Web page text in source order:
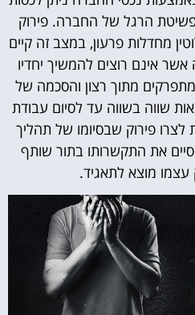
הרגל של החברה. פירוק
מחדלות פרעון, במצב זה קיים
אינם רוצים להמשיך יחדיו
מתוך רצון והסכמה של
שווה בשווה עד לסיום עבודת
פירוק שבסיומו של תהליך
את התקשרותו בתור שותף
עצמו מוצא לתאגיד.